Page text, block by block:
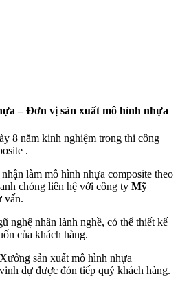
– Đơn vị sản xuất mô hình nhựa
8 năm kinh nghiệm trong thi công
.
làm mô hình nhựa composite theo
chóng liên hệ với công ty Mỹ
vấn.
nghệ nhân lành nghề, có thể thiết kế
của khách hàng.
sản xuất mô hình nhựa
dự được đón tiếp quý khách hàng.